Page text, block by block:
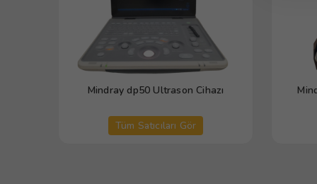
Mindray dp50 Ultrason Cihazı
Tüm Satıcıları Gör